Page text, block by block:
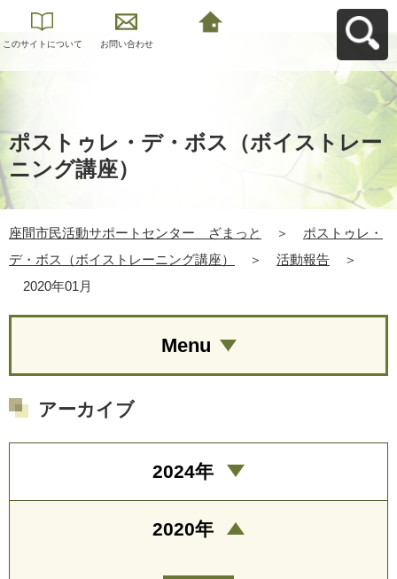
このサイトについて お問い合わせ
ポストゥレ・デ・ボス（ボイストレー
ニング講座）
座間市民活動サポートセンター ざまっと ＞
ポストゥレ・
デ・ボス（ボイストレーニング講座）
＞ 活動報告
＞
2020年01月
Menu
アーカイブ
2024年
2020年